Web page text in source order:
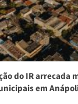
do IR arrecada
em